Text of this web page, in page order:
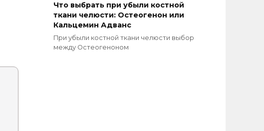
Что выбрать при убыли костной
ткани челюсти: Остеогенон или
Кальцемин Адванс
При убыли костной ткани челюсти выбор
между Остеогеноном